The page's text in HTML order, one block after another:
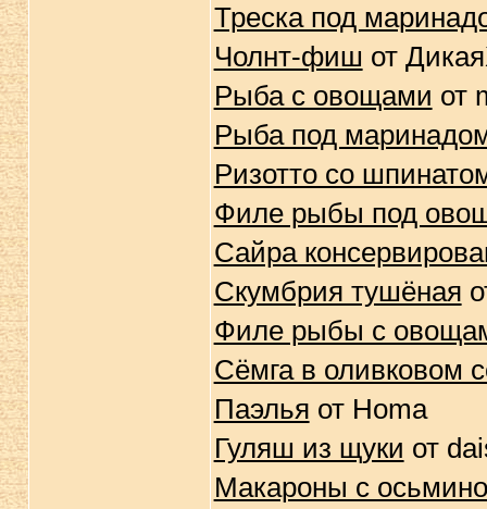
Треска под
Чолнт-фиш от
Рыба с овощами от
Рыба под
Ризотто со
Филе рыбы под
Сайра
Скумбрия тушёная
Филе рыбы с
Сёмга в оливковом
Паэлья от Homa
Гуляш из щуки от
Макароны с